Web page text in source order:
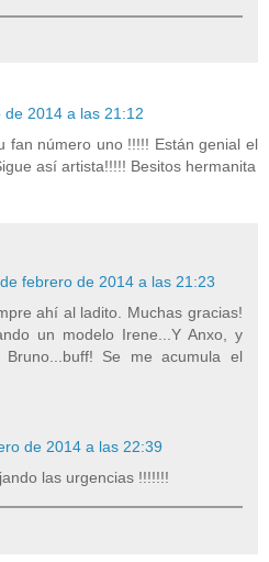
2014 a las 21:12
fan número uno !!!!! Están genial el
así artista!!!!! Besitos hermanita
febrero de 2014 a las 21:23
ahí al ladito. Muchas gracias!
un modelo Irene...Y Anxo, y
Se me acumula el
de 2014 a las 22:39
las urgencias !!!!!!!